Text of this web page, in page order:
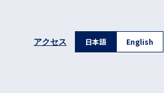
アクセス 日本語 English